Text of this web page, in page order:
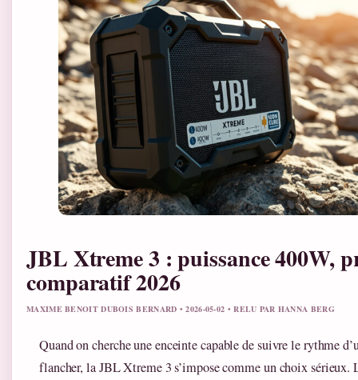
JBL Xtreme 3 : puissance 400W,
comparatif 2026
MAXIME BENOIT DUBOIS BERNARD • 2026-05-02 • RELU PAR HANNA BERG
Quand on cherche une enceinte capable de suivre le rythme
flancher, la JBL Xtreme 3 s’impose comme un choix sérieux.